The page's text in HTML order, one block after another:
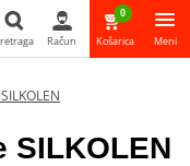
Račun
0
Košarica Meni
SILKOLEN